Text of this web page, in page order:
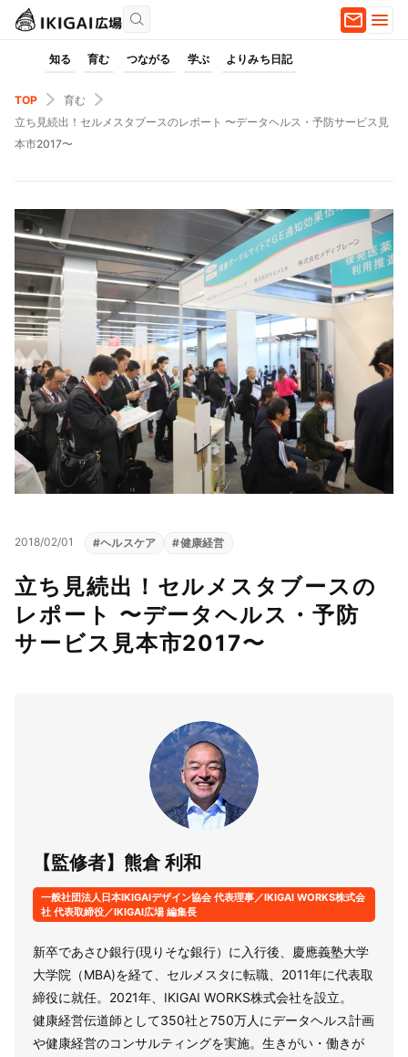
知る 育む つながる 学ぶ よりみち日記
TOP
育む
立ち見続出！セルメスタブースのレポート 〜データヘルス・予防サービス見
本市2017〜
2018/02/01 #ヘルスケア #健康経営
立ち見続出！セルメスタブースの
レポート 〜データヘルス・予防
サービス見本市2017〜
【監修者】熊倉 利和
一般社団法人日本IKIGAIデザイン協会 代表理事／IKIGAI WORKS株式会
社 代表取締役／IKIGAI広場 編集長
新卒であさひ銀行(現りそな銀行）に入行後、慶應義塾大学
大学院（MBA)を経て、セルメスタに転職、2011年に代表取
締役に就任。2021年、IKIGAI WORKS株式会社を設立。
健康経営伝道師として350社と750万人にデータヘルス計画
や健康経営のコンサルティングを実施。生きがい・働きが